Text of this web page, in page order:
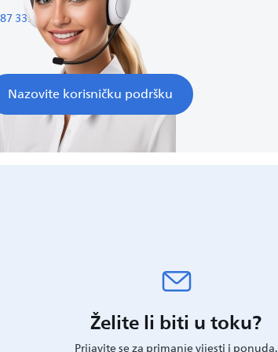
339 11 3 77
Nazovite korisničku podršku
Želite li biti u toku?